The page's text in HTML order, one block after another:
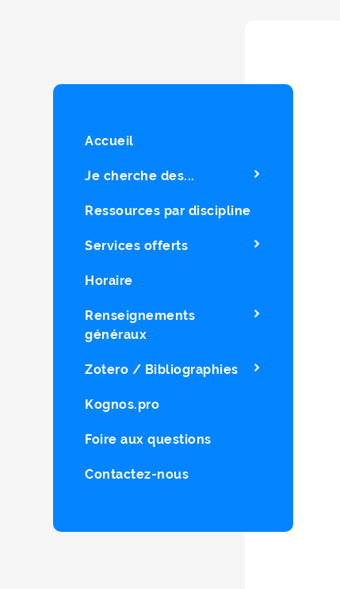
Accueil
Je cherche des...
Ressources par discipline
Services offerts
Horaire
Renseignements
généraux
Zotero / Bibliographies
Kognos.pro
Foire aux questions
Contactez-nous